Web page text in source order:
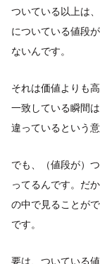
ついている以上は
についている値段
ないんです。
それは価値よりも
一致している瞬間
違っているという
でも、（値段が）
ってるんです。だ
の中で見ることが
です。
要は、ついている